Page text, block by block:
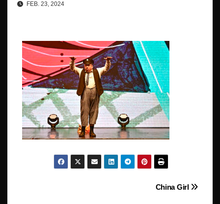
FEB. 23, 2024
BeitragsnavigationChina Girl